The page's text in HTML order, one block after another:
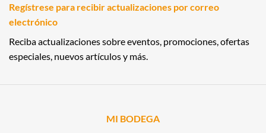
Regístrese para recibir actualizaciones por correo
electrónico
Reciba actualizaciones sobre eventos, promociones, ofertas
especiales, nuevos artículos y más.
MI BODEGA